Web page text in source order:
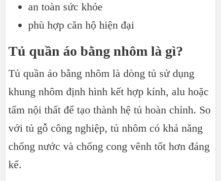
an toàn sức khỏe
phù hợp căn hộ hiện đại
Tủ quần áo bằng nhôm là gì?
Tủ quần áo bằng nhôm là dòng tủ sử dụng
khung nhôm định hình kết hợp kính, alu hoặc
tấm nội thất để tạo thành hệ tủ hoàn chỉnh. So
với tủ gỗ công nghiệp, tủ nhôm có khả năng
chống nước và chống cong vênh tốt hơn đáng
kể.